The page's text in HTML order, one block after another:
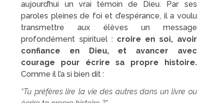
aujourd’hui un vrai témoin de Dieu. Par ses
paroles pleines de foi et d’espérance, il a voulu
transmettre aux élèves un message
profondément spirituel : croire en soi, avoir
confiance en Dieu, et avancer avec
courage pour écrire sa propre histoire.
Comme il l’a si bien dit :
“Tu préfères lire la vie des autres dans un livre ou